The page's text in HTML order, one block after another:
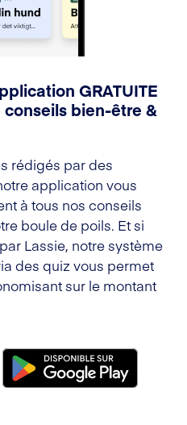
GRATUITE
bien-être &
rédigés par des
application vous
à tous nos conseils
boule de poils. Et si
Lassie, notre système
des quiz vous permet
sur le montant